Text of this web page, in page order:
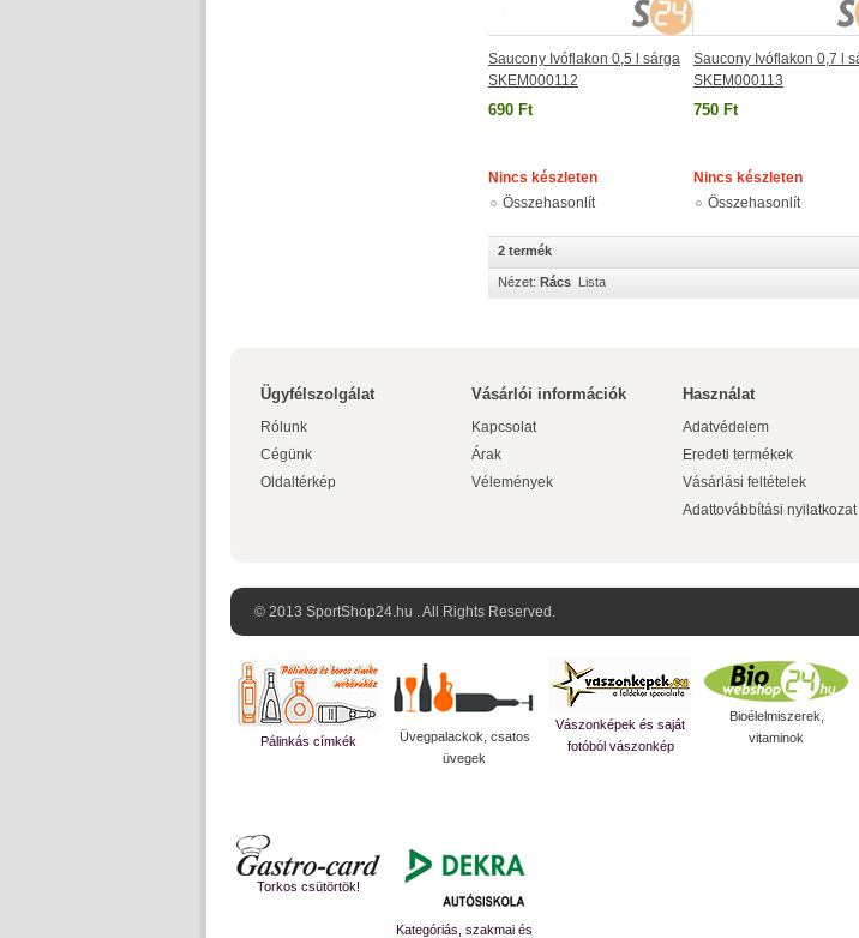
Saucony Ivóflakon 0,5 l sárga
SKEM000112
690 Ft
Nincs készleten
Összehasonlít
Saucony Ivóflakon 0,7 l
SKEM000113
750 Ft
Nincs készleten
Összehasonlít
2 termék
Nézet: Rács Lista
Ügyfélszolgálat
Rólunk
Cégünk
Oldaltérkép
Vásárlói információk
Kapcsolat
Árak
Vélemények
Használat
Adatvédelem
Eredeti termékek
Vásárlási feltételek
Adattovábbítási nyilatkozat
© 2013 SportShop24.hu . All Rights Reserved.
Pálinkás címkék
Üvegpalackok, csatos
üvegek
Vászonképek és saját
fotóból vászonkép
Bioélelmiszerek,
vitaminok
Torkos csütörtök!
Kategóriás, szakmai és